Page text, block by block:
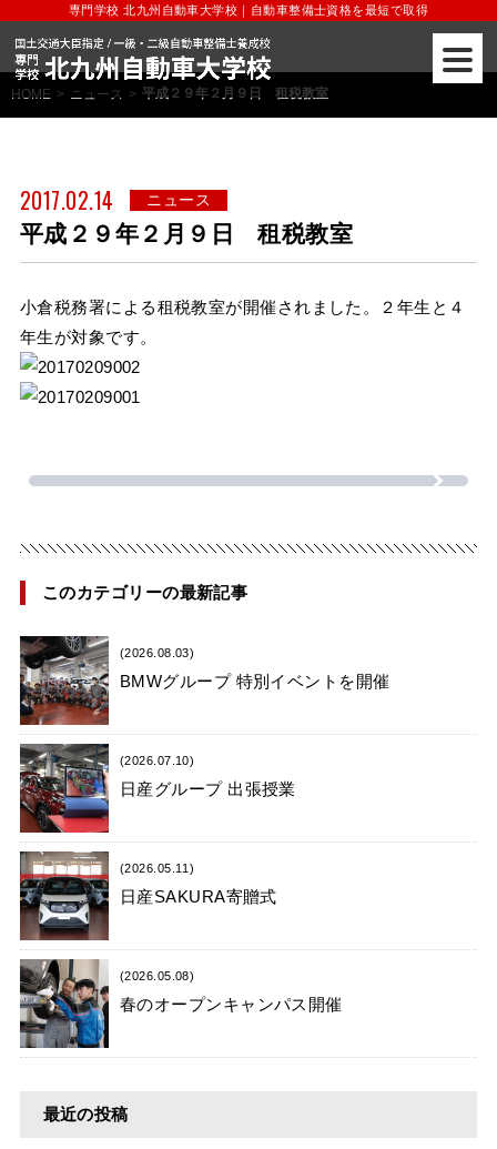
専門学校 北九州自動車大学校｜自動車整備士資格を最短で取得
HOME > ニュース > 平成２９年２月９日 租税教室
2017.02.14 ニュース
平成２９年２月９日 租税教室
小倉税務署による租税教室が開催されました。２年生と４
年生が対象です。
このカテゴリーの最新記事
(2026.08.03)
BMWグループ 特別イベントを開催
(2026.07.10)
日産グループ 出張授業
(2026.05.11)
日産SAKURA寄贈式
(2026.05.08)
春のオープンキャンパス開催
最近の投稿